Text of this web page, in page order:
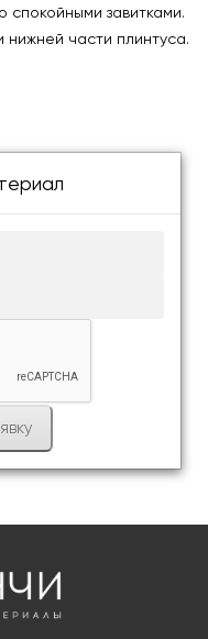
спокойными завитками.
нижней части плинтуса.